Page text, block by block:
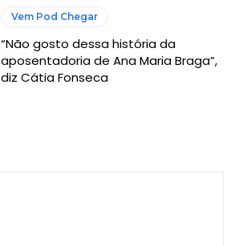
Vem Pod Chegar
“Não gosto dessa história da
aposentadoria de Ana Maria Braga”,
diz Cátia Fonseca